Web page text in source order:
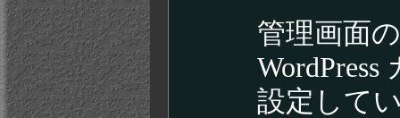
管理画面
設定して